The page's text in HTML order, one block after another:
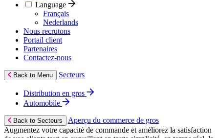
Language
Français
Nederlands
Nous recrutons
Portail client
Partenaires
Contactez‑nous
Back to Menu Secteurs
Distribution en gros
Automobile
Back to Secteurs
Aperçu du commerce de gros
Augmentez votre capacité de commande et améliorez la satisfaction